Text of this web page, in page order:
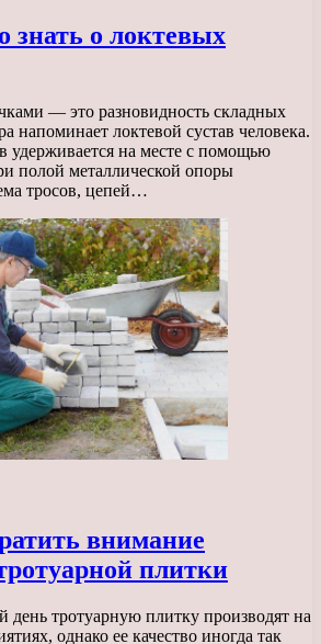
знать о локтевых
— это разновидность складных
напоминает локтевой сустав человека.
удерживается на месте с помощью
полой металлической опоры
тросов, цепей…
внимание
плитки
день тротуарную плитку производят на
однако ее качество иногда так